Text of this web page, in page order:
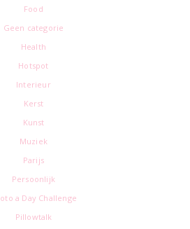
Food
Geen categorie
Health
Hotspot
Interieur
Kerst
Kunst
Muziek
Parijs
Persoonlijk
a Day Challenge
Pillowtalk